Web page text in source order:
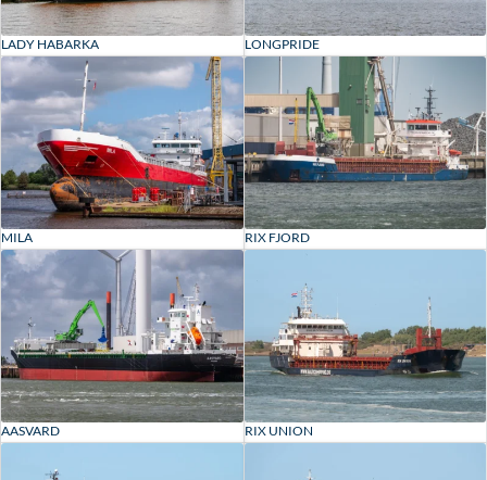
LADY HABARKA LONGPRIDE
MILA RIX FJORD
AASVARD RIX UNION